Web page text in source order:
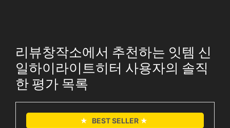
리뷰창작소에서 추천하는 잇템 신
일하이라이트히터 사용자의 솔직
한 평가 목록
★ BEST SELLER ★